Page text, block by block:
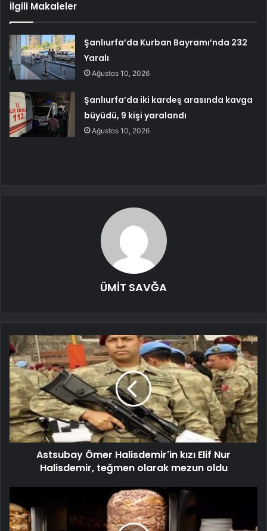
İlgili Makaleler
Şanlıurfa’da Kurban Bayramı’nda 232
Yaralı
Ağustos 10, 2026
Şanlıurfa’da iki kardeş arasında kavga
büyüdü, 9 kişi yaralandı
Ağustos 10, 2026
ÜMİT SAVĞA
Astsubay Ömer Halisdemir'in kızı Elif Nur
Halisdemir, teğmen olarak mezun oldu